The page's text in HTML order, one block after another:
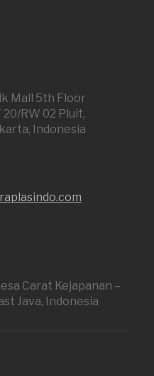
Mall 5th Floor
20/RW 02 Pluit,
Indonesia
Carat Kejapanan –
Java, Indonesia